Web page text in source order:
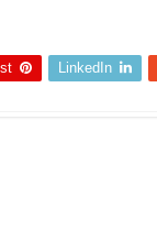
LinkedIn